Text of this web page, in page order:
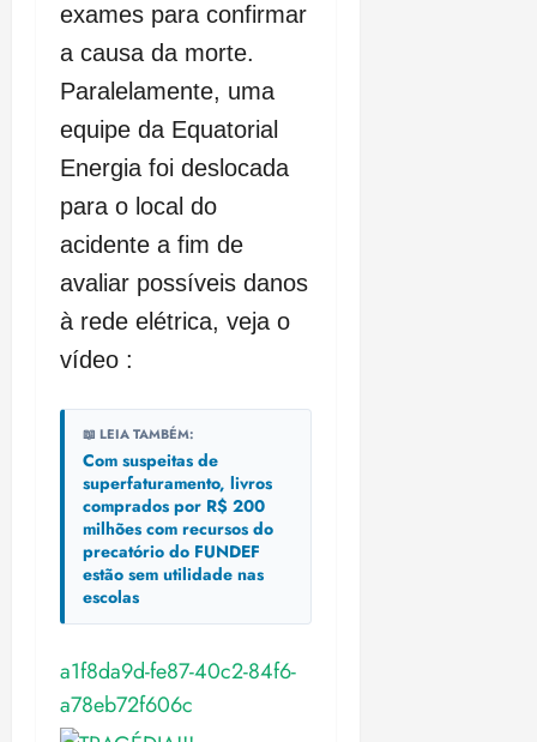
exames para confirmar
a causa da morte.
Paralelamente, uma
equipe da Equatorial
Energia foi deslocada
para o local do
acidente a fim de
avaliar possíveis danos
à rede elétrica, veja o
vídeo :
📖 LEIA TAMBÉM:
Com suspeitas de
superfaturamento, livros
comprados por R$ 200
milhões com recursos do
precatório do FUNDEF
estão sem utilidade nas
escolas
a1f8da9d-fe87-40c2-84f6-
a78eb72f606c